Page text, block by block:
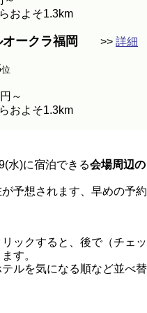
およそ1.3km
ークラ福岡 >> 詳細
位
円～
およそ1.3km
水)に宿泊できる会場周辺の
予想されます、早めの予約
ックすると、後で（チェッ
す。
ルを気になる順など並べ替